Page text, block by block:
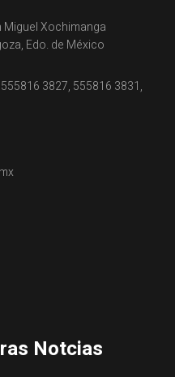
Miguel Xochimanga
Edo. de México
3827, 555816 3831,
Notcias